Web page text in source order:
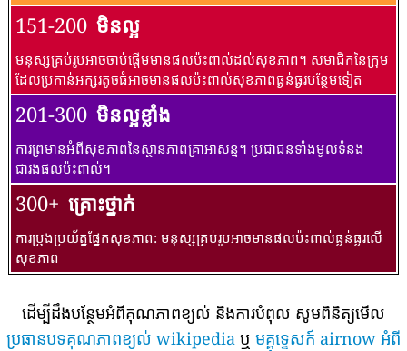
151-200 មិនល្អ
មនុស្សគ្រប់រូបអាចចាប់ផ្តើមមានផលប៉ះពាល់ដល់សុខភាព។ សមាជិកនៃក្រុម
ដែលប្រកាន់អក្សរតូចធំអាចមានផលប៉ះពាល់សុខភាពធ្ងន់ធ្ងរបន្ថែមទៀត
201-300 មិនល្អខ្លាំង
ការព្រមានអំពីសុខភាពនៃស្ថានភាពគ្រាអាសន្ន។ ប្រជាជនទាំងមូលទំនង
ជារងផលប៉ះពាល់។
300+ គ្រោះថ្នាក់
ការប្រុងប្រយ័ត្នផ្នែកសុខភាព: មនុស្សគ្រប់រូបអាចមានផលប៉ះពាល់ធ្ងន់ធ្ងរលើ
សុខភាព
ដើម្បីដឹងបន្ថែមអំពីគុណភាពខ្យល់ និងការបំពុល សូមពិនិត្យមើល
ប្រធានបទគុណភាពខ្យល់ wikipedia ឬ មគ្គុទ្ទេសក៍ airnow អំពី